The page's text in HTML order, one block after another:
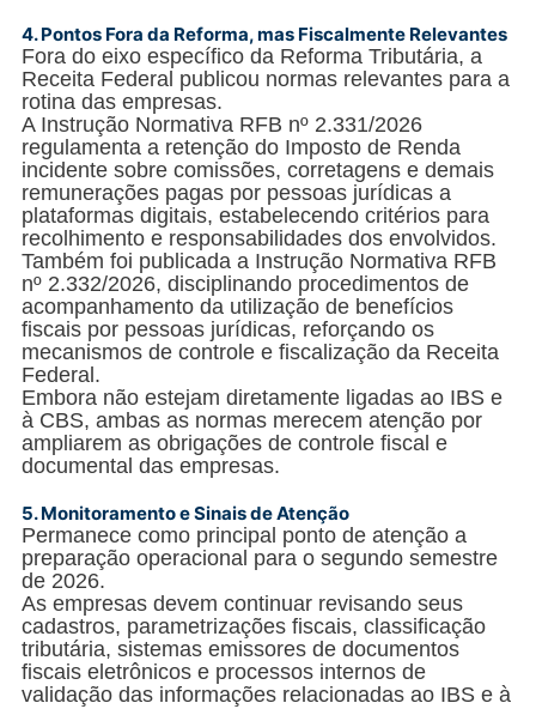
4.Pontos Fora da Reforma, mas Fiscalmente Relevantes
Fora do eixo específico da Reforma Tributária, a
Receita Federal publicou normas relevantes para a
rotina das empresas.
A Instrução Normativa RFB nº 2.331/2026
regulamenta a retenção do Imposto de Renda
incidente sobre comissões, corretagens e demais
remunerações pagas por pessoas jurídicas a
plataformas digitais, estabelecendo critérios para
recolhimento e responsabilidades dos envolvidos.
Também foi publicada a Instrução Normativa RFB
nº 2.332/2026, disciplinando procedimentos de
acompanhamento da utilização de benefícios
fiscais por pessoas jurídicas, reforçando os
mecanismos de controle e fiscalização da Receita
Federal.
Embora não estejam diretamente ligadas ao IBS e
à CBS, ambas as normas merecem atenção por
ampliarem as obrigações de controle fiscal e
documental das empresas.
5.Monitoramento e Sinais de Atenção
Permanece como principal ponto de atenção a
preparação operacional para o segundo semestre
de 2026.
As empresas devem continuar revisando seus
cadastros, parametrizações fiscais, classificação
tributária, sistemas emissores de documentos
fiscais eletrônicos e processos internos de
validação das informações relacionadas ao IBS e à